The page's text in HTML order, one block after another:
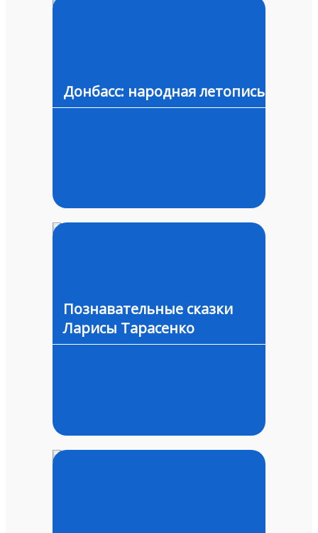
Донбасс: народная летопись
Познавательные сказки
Ларисы Тарасенко